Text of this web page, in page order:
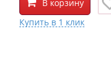
В корзину